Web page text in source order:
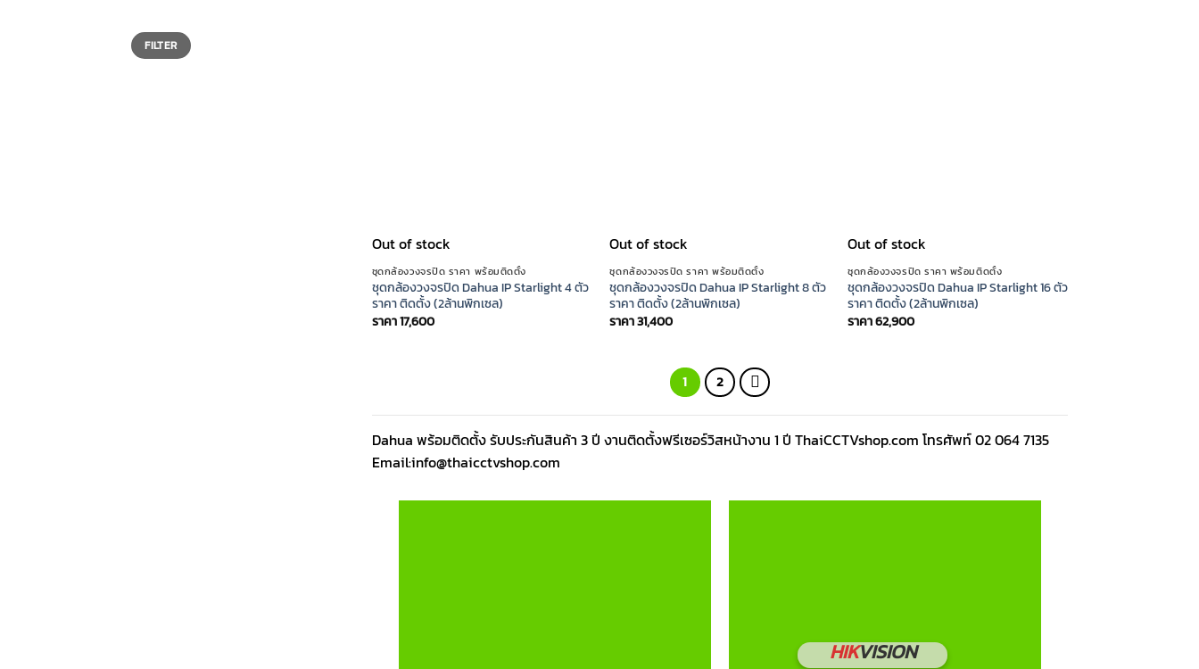
FILTER
Out of stock
ชุดกล้องวงจรปิด ราคา พร้อมติดตั้ง
ชุดกล้องวงจรปิด Dahua IP Starlight 4 ตัว
ราคา ติดตั้ง (2ล้านพิกเซล)
ราคา17,600
Out of stock
ชุดกล้องวงจรปิด ราคา พร้อมติดตั้ง
ชุดกล้องวงจรปิด Dahua IP Starlight 8 ตัว
ราคา ติดตั้ง (2ล้านพิกเซล)
ราคา31,400
Out of stock
ชุดกล้องวงจรปิด ราคา พร้อมติดตั้ง
ชุดกล้องวงจรปิด Dahua IP Starlight 16 ตัว
ราคา ติดตั้ง (2ล้านพิกเซล)
ราคา62,900
1 2
Dahua พร้อมติดตั้ง รับประกันสินค้า 3 ปี งานติดตั้งฟรีเซอร์วิสหน้างาน 1 ปี ThaiCCTVshop.com โทรศัพท์ 02 064 7135
Email:info@thaicctvshop.com
HIKVISION